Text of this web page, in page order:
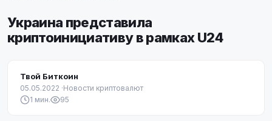
Украина представила
криптоинициативу в рамках U24
Твой Биткоин
05.05.2022 ·Новости криптовалют
1 мин.
95